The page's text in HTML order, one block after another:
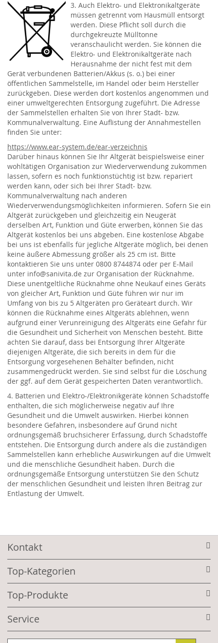
3. Auch Elektro- und Elektronikaltgeräte
müssen getrennt vom Hausmüll entsorgt
werden. Diese Pflicht soll durch die
durchgekreuzte Mülltonne
veranschaulicht werden. Sie können die
Elektro- und Elektronikaltgeräte nach
Herausnahme der nicht fest mit dem
Gerät verbundenen Batterien/Akkus (s. o.) bei einer
öffentlichen Sammelstelle, im Handel oder beim Hersteller
zurückgeben. Diese werden dort kostenlos angenommen und
einer umweltgerechten Entsorgung zugeführt. Die Adresse
der Sammelstellen erhalten Sie von Ihrer Stadt- bzw.
Kommunalverwaltung. Eine Auflistung der Annahmestellen
finden Sie unter:
https://www.ear-system.de/ear-verzeichnis
Darüber hinaus können Sie Ihr Altgerät beispielsweise einer
wohltätigen Organisation zur Wiederverwendung zukommen
lassen, sofern es noch funktionstüchtig ist bzw. repariert
werden kann, oder sich bei Ihrer Stadt- bzw.
Kommunalverwaltung nach anderen
Wiederverwendungsmöglichkeiten informieren. Sofern Sie ein
Altgerät zurückgeben und gleichzeitig ein Neugerät
derselben Art, Funktion und Güte erwerben, können Sie das
Altgerät kostenlos bei uns abgeben. Eine kostenlose Abgabe
bei uns ist ebenfalls für jegliche Altgeräte möglich, bei denen
keine äußere Abmessung größer als 25 cm ist. Bitte
kontaktieren Sie uns unter 0800 8744874 oder per E-Mail
unter info@sanivita.de zur Organisation der Rücknahme.
Diese unentgeltliche Rücknahme ohne Neukauf eines Geräts
von gleicher Art, Funktion und Güte führen wir nur im
Umfang von bis zu 5 Altgeräten pro Geräteart durch. Wir
können die Rücknahme eines Altgeräts ablehnen, wenn
aufgrund einer Verunreinigung des Altgeräts eine Gefahr für
die Gesundheit und Sicherheit von Menschen besteht. Bitte
achten Sie darauf, dass bei Entsorgung Ihrer Altgeräte
diejenigen Altgeräte, die sich bereits in dem für die
Entsorgung vorgesehenen Behälter befinden, nicht
zusammengedrückt werden. Sie sind selbst für die Löschung
der ggf. auf dem Gerät gespeicherten Daten verantwortlich.
4. Batterien und Elektro-/Elektronikgeräte können Schadstoffe
enthalten, die sich möglicherweise negativ auf Ihre
Gesundheit und die Umwelt auswirken. Hierbei können
besondere Gefahren, insbesondere auf Grund nicht
ordnungsgemäß bruchsicherer Erfassung, durch Schadstoffe
entstehen. Die Entsorgung durch andere als die zuständigen
Sammelstellen kann erhebliche Auswirkungen auf die Umwelt
und die menschliche Gesundheit haben. Durch die
ordnungsgemäße Entsorgung unterstützen Sie den Schutz
der menschlichen Gesundheit und leisten Ihren Beitrag zur
Entlastung der Umwelt.
Kontakt
Top-Kategorien
Top-Produkte
Service